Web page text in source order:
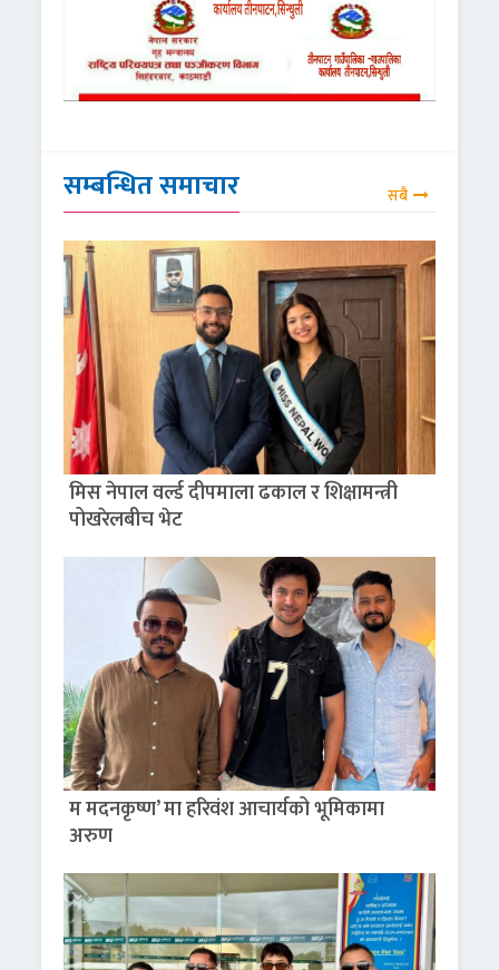
सम्बन्धित समाचार सबै
मिस नेपाल वर्ल्ड दीपमाला ढकाल र शिक्षामन्त्री
पोखरेलबीच भेट
म मदनकृष्ण’ मा हरिवंश आचार्यको भूमिकामा
अरुण